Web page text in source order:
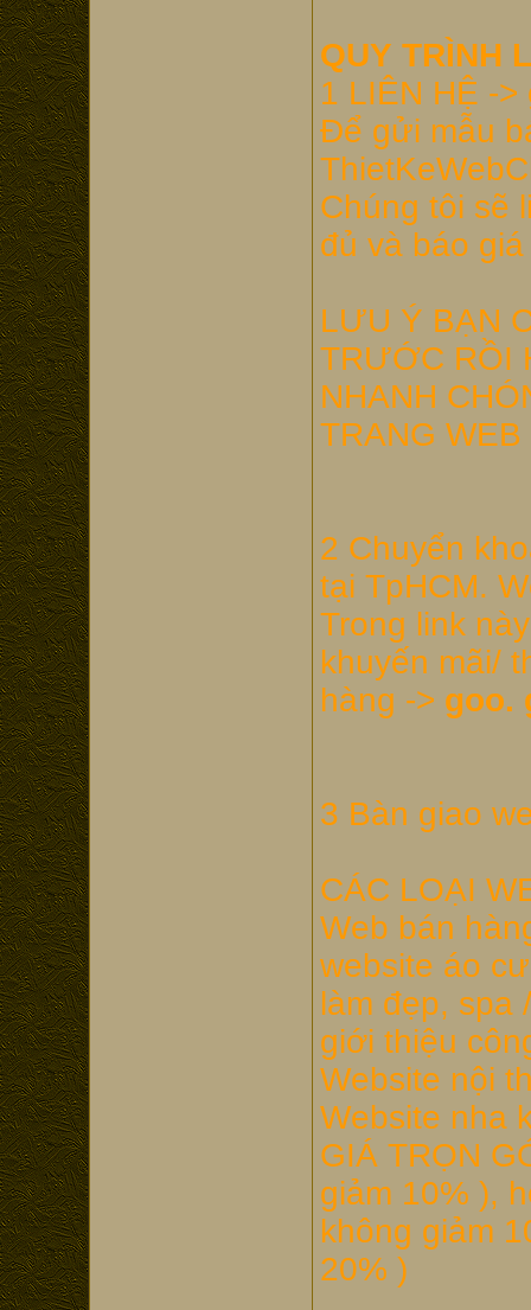
QUY TRÌNH
1 LIÊN HỆ ->
Để gửi mẫu
Chúng tôi sẽ
đủ và báo giá
LƯU Ý BẠN
TRƯỚC RỒI
NHANH
TRANG
2 Chuyển
tại TpHCM.
Trong link
khuyến mãi/
hàng -> goo.
3 Bàn giao
CÁC LOẠI
Web bán
website áo
làm đẹp, spa
giới thiệu
Website nội
Website nha
GIÁ TRỌN
giảm 10% ),
không giảm
20% )